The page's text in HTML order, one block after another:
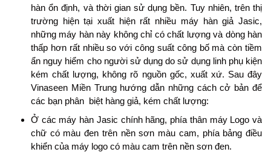
hàn ổn định, và thời gian sử dụng bền. Tuy nhiên, trên thị
trường hiện tại xuất hiện rất nhiều máy hàn giả Jasic,
những máy hàn này không chỉ có chất lượng và dòng hàn
thấp hơn rất nhiều so với công suất công bố mà còn tiềm
ẩn nguy hiểm cho người sử dụng do sử dụng linh phụ kiện
kém chất lượng, không rõ nguồn gốc, xuất xứ. Sau đây
Vinaseen Miền Trung hướng dẫn những cách cở bản để
các bạn phân biệt hàng giả, kém chất lượng:
Ở các máy hàn Jasic chính hãng, phía thân máy Logo và
chữ có màu đen trên nền sơn màu cam, phía bảng điều
khiển của máy logo có màu cam trên nền sơn đen.